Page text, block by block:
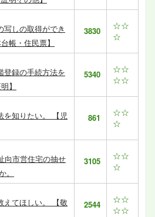
写しの取得ができ
帳・住民票】
3830
☆☆
☆
登録の手続方法を
】
5340
☆☆
☆☆
を知りたい。 【児
861
☆☆
☆
向市営住宅の抽せ
3105
☆☆
☆
えてほしい。 【敬
2544
☆☆
☆☆